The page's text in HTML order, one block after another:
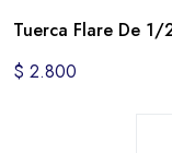
Tuerca Flare De 1/
$ 2.800